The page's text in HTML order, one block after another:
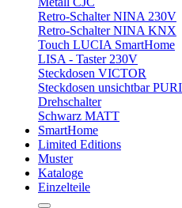
Retro-Schalter NINA 230V
Retro-Schalter NINA KNX
Touch LUCIA SmartHome
LISA - Taster 230V
Steckdosen VICTOR
Steckdosen unsichtbar
Drehschalter
Schwarz MATT
SmartHome
Limited Editions
Muster
Kataloge
Einzelteile